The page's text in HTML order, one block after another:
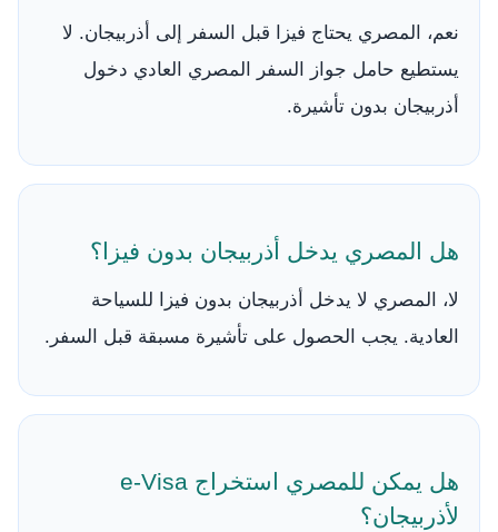
نعم، المصري يحتاج فيزا قبل السفر إلى أذربيجان. لا
يستطيع حامل جواز السفر المصري العادي دخول
أذربيجان بدون تأشيرة.
هل المصري يدخل أذربيجان بدون فيزا؟
لا، المصري لا يدخل أذربيجان بدون فيزا للسياحة
العادية. يجب الحصول على تأشيرة مسبقة قبل السفر.
هل يمكن للمصري استخراج e-Visa
لأذربيجان؟